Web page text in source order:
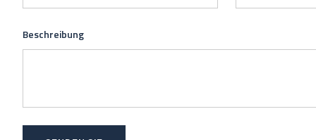
Beschreibung